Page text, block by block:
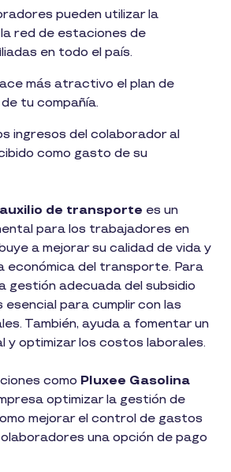
pueden utilizar la
red de estaciones de
en todo el país.
más atractivo el plan de
tu compañía.
ingresos del colaborador al
como gasto de su
auxilio de transporte es un
para los trabajadores en
a mejorar su calidad de vida y
económica del transporte. Para
gestión adecuada del subsidio
para cumplir con las
También, ayuda a fomentar un
y optimizar los costos laborales.
como Pluxee Gasolina
optimizar la gestión de
mejorar el control de gastos
una opción de pago